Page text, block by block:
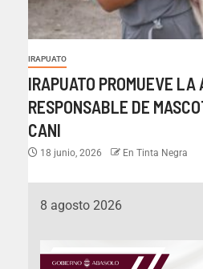
IRAPUATO
IRAPUATO PROMUEVE LA
RESPONSABLE DE
CANI
18 junio, 2026 En Tinta Negra
8 agosto 2026